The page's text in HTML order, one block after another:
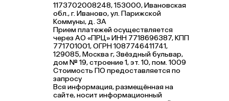
1173702008248, 153000, Ивановская
обл., г. Иваново, ул. Парижской
Коммуны, д. ЗА
Прием платежей осуществляется
через АО «ПРЦ» ИНН 7718696387, КПП
771701001, ОГРН 1087746411741,
129085, Москва г, Звёздный бульвар,
дом № 19, строение 1, эт. 10, пом. 1009
Стоимость ПО предоставляется по
запросу
Вся информация, размещённая на
сайте, носит информационный